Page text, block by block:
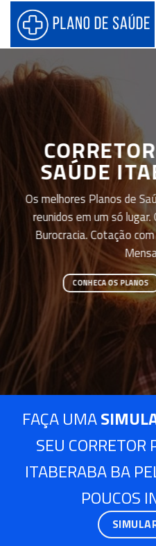
content
SAÚDE
Os melhores Planos de
reunidos em um só
Burocracia. Cotação
CONHECA OS PLANOS
FAÇA UMA
SEU CORRETOR
ITABERABA BA
POUCOS